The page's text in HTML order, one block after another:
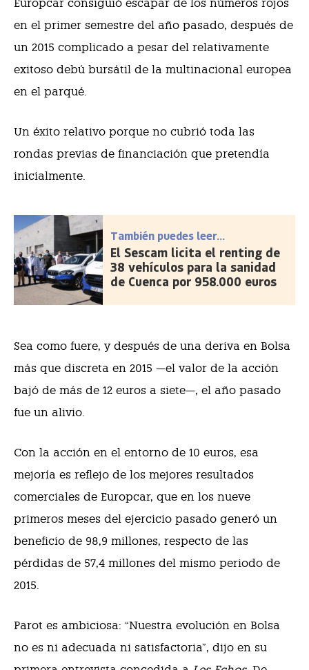
Europcar consiguió escapar de los números rojos
en el primer semestre del año pasado, después de
un 2015 complicado a pesar del relativamente
exitoso debú bursátil de la multinacional europea
en el parqué.
Un éxito relativo porque no cubrió toda las
rondas previas de financiación que pretendía
inicialmente.
También puedes leer...
El Sescam licita el renting de
38 vehículos para la sanidad
de Cuenca por 958.000 euros
Sea como fuere, y después de una deriva en Bolsa
más que discreta en 2015 —el valor de la acción
bajó de más de 12 euros a siete—, el año pasado
fue un alivio.
Con la acción en el entorno de 10 euros, esa
mejoría es reflejo de los mejores resultados
comerciales de Europcar, que en los nueve
primeros meses del ejercicio pasado generó un
beneficio de 98,9 millones, respecto de las
pérdidas de 57,4 millones del mismo periodo de
2015.
Parot es ambiciosa: “Nuestra evolución en Bolsa
no es ni adecuada ni satisfactoria”, dijo en su